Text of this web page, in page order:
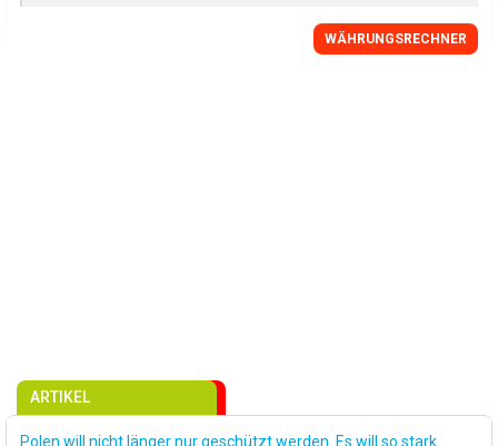
WÄHRUNGSRECHNER
ARTIKEL
Polen will nicht länger nur geschützt werden. Es will so stark